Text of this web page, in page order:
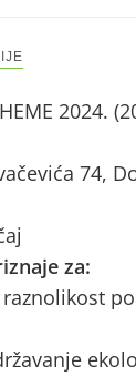
2024.
74,
za: